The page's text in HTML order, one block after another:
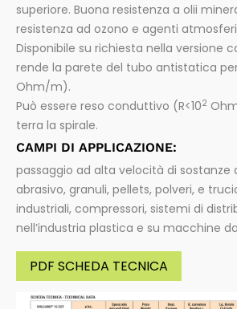
superiore. Buona resistenza a olii
resistenza ad ozono e agenti
Disponibile su richiesta nella versione
rende la parete del tubo antistatica
Ohm/m).
Può essere reso conduttivo (R<102
terra la spirale.
CAMPI DI APPLICAZIONE:
passaggio ad alta velocità di sostanze
abrasivo, granuli, pellets, polveri, e
industriali, compressori, sistemi di
nell’industria plastica e su macchine
PDF SCHEDA TECNICA